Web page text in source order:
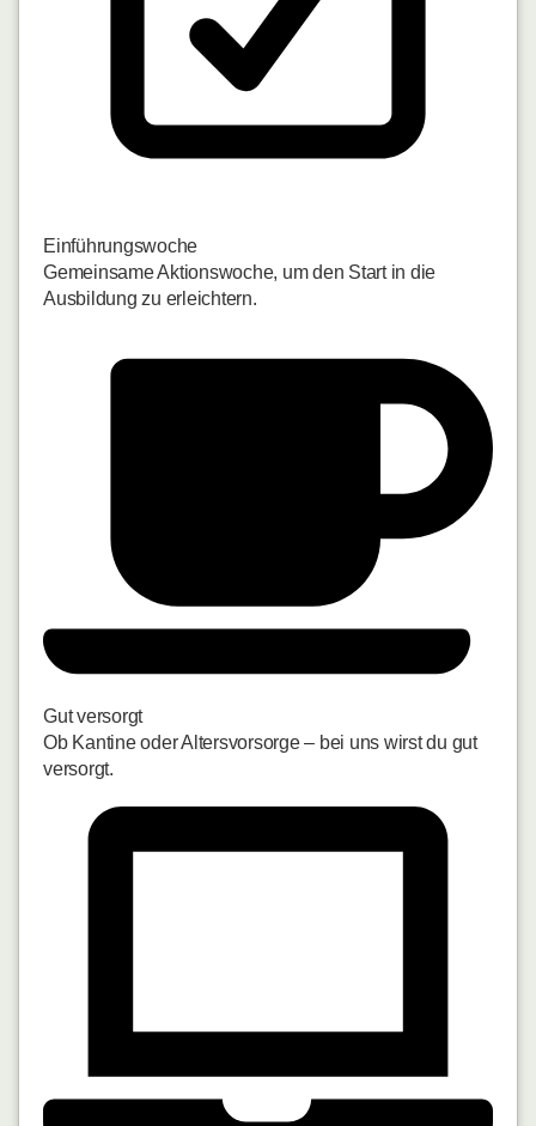
Einführungswoche
Gemeinsame Aktionswoche, um den Start in die
Ausbildung zu erleichtern.
Gut versorgt
Ob Kantine oder Altersvorsorge – bei uns wirst du gut
versorgt.